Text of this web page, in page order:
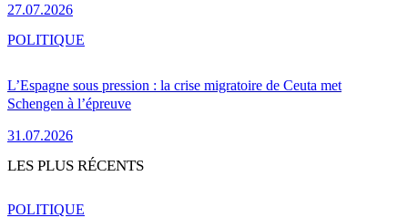
27.07.2026
L’Espagne sous pression : la crise migratoire de Ceuta met
Schengen à l’épreuve
31.07.2026
POLITIQUE
LES PLUS RÉCENTS
POLITIQUE